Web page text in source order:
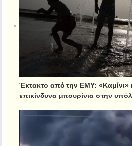
Έκτακτο από την ΕΜΥ: «Καμίνι»
επικίνδυνα μπουρίνια στην